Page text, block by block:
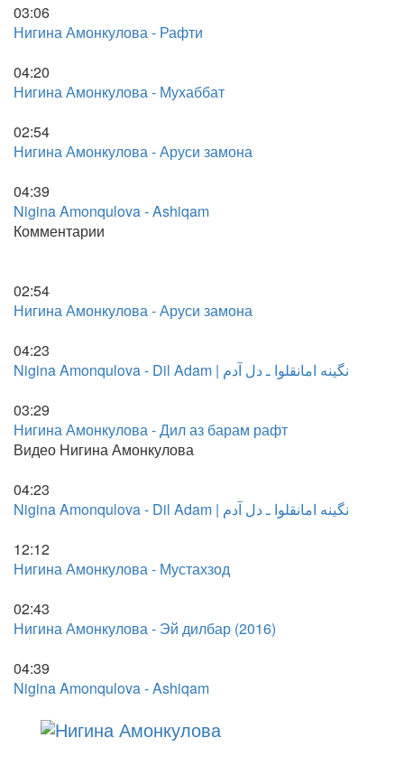
03:06
Нигина Амонкулова - Рафти
04:20
Нигина Амонкулова - Мухаббат
02:54
Нигина Амонкулова - Аруси замона
04:39
Nigina Amonqulova - Ashiqam
Комментарии
02:54
Нигина Амонкулова - Аруси замона
04:23
Nigina Amonqulova - Dil Adam | نگینه امانقلوا ـ دل آدم
03:29
Нигина Амонкулова - Дил аз барам рафт
Видео Нигина Амонкулова
04:23
Nigina Amonqulova - Dil Adam | نگینه امانقلوا ـ دل آدم
12:12
Нигина Амонкулова - Мустахзод
02:43
Нигина Амонкулова - Эй дилбар (2016)
04:39
Nigina Amonqulova - Ashiqam